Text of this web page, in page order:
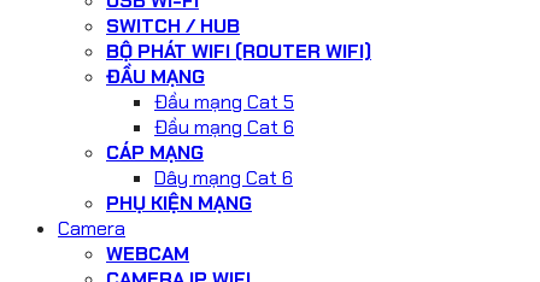
SWITCH / HUB
BỘ PHÁT WIFI (ROUTER WIFI)
ĐẦU MẠNG
Đầu mạng Cat 5
Đầu mạng Cat 6
CÁP MẠNG
Dây mạng Cat 6
PHỤ KIỆN MẠNG
Camera
WEBCAM